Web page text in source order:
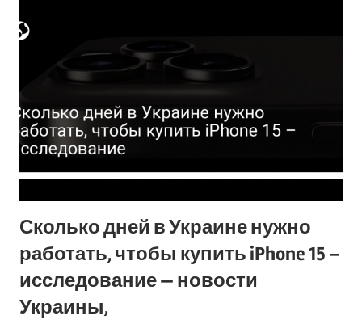
Сколько дней в Украине нужно
работать, чтобы купить iPhone 15 –
исследование — новости
Украины,